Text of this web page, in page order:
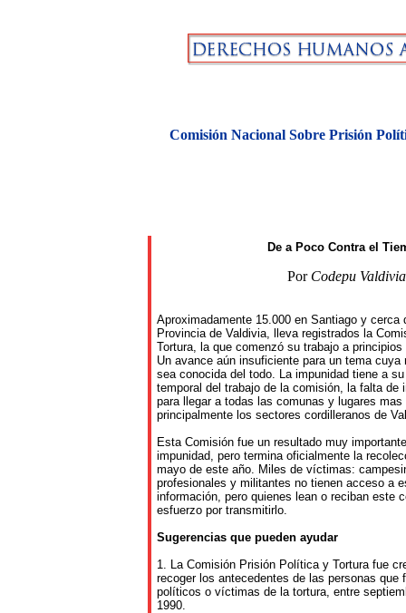
Comisión Nacional Sobre Prisión
De a Poco Contra el
Por Codepu Valdivia
Aproximadamente 15.000 en Santiago y cerca
Provincia de Valdivia, lleva registrados la
Tortura, la que comenzó su trabajo a
Un avance aún insuficiente para un tema cuya
sea conocida del todo. La impunidad tiene a
temporal del trabajo de la comisión, la falta de
para llegar a todas las comunas y lugares
principalmente los sectores cordilleranos de
Esta Comisión fue un resultado muy
impunidad, pero termina oficialmente la
mayo de este año. Miles de víctimas:
profesionales y militantes no tienen acceso a
información, pero quienes lean o reciban este
esfuerzo por transmitirlo.
Sugerencias que pueden ayudar
1. La Comisión Prisión Política y Tortura fue
recoger los antecedentes de las personas que
políticos o víctimas de la tortura, entre
1990.